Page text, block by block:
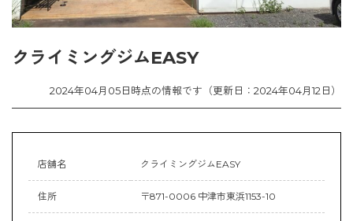
クライミングジムEASY
2024年04月05日時点の情報です（更新日：2024年04月12日）
店舗名 クライミングジムEASY
住所 〒871-0006 中津市東浜1153-10